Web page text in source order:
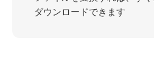
ダウンロードできます